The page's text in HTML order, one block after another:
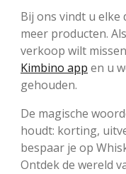
Bij ons vindt u elke
meer producten.
verkoop wilt
Kimbino app en u
gehouden.
De magische
houdt: korting,
bespaar je op
Ontdek de wereld